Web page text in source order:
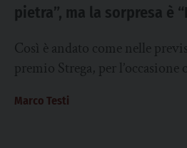
pietra”, ma la sorpresa è
Così è andato come nelle
premio Strega, per l’occasione
di...
Marco Testi